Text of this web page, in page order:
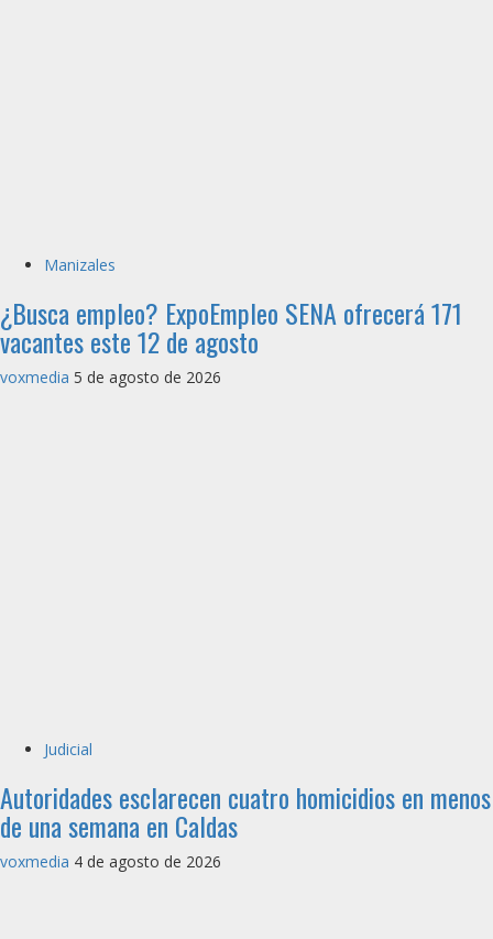
Manizales
¿Busca empleo? ExpoEmpleo SENA ofrecerá 171
vacantes este 12 de agosto
voxmedia 5 de agosto de 2026
Judicial
Autoridades esclarecen cuatro homicidios en menos
de una semana en Caldas
voxmedia 4 de agosto de 2026